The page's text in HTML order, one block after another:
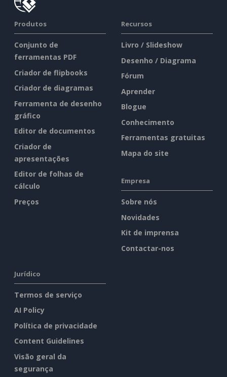
Produtos
Conjunto de
ferramentas PDF
Criador de flipbooks
Criador de diagramas
Ferramenta de desenho
gráfico
Editor de documentos
Criador de
apresentações
Editor de folhas de
cálculo
Preços
Recursos
Livro / Slideshow
Desenho / Diagrama
Fórum
Aprender
Blogue
Conhecimento
Ferramentas gratuitas
Mapa do site
Empresa
Sobre nós
Novidades
Kit de imprensa
Contactar-nos
Jurídico
Termos de serviço
AI Policy
Política de privacidade
Content Guidelines
Visão geral da
segurança